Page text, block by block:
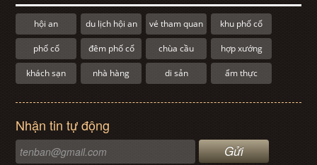
hội an du lịch hội an vé tham quan khu phố cổ
phố cổ đêm phố cổ chùa cầu hợp xướng
khách sạn nhà hàng di sản ẩm thực
Nhận tin tự động